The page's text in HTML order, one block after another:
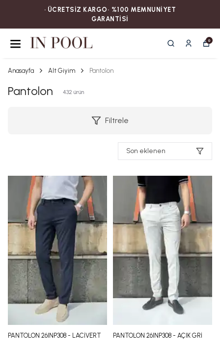
• ÜCRETSİZ KARGOㅤ‎‎‎‎‎‎‎‎• %100 MEMNUNİYET
GARANTİSİ
0
Anasayfa Alt Giyim Pantolon
Pantolon 432 ürün
Filtrele
Son eklenen
PANTOLON 26INP308 - LACİVERT PANTOLON 26INP308 - AÇIK GRİ